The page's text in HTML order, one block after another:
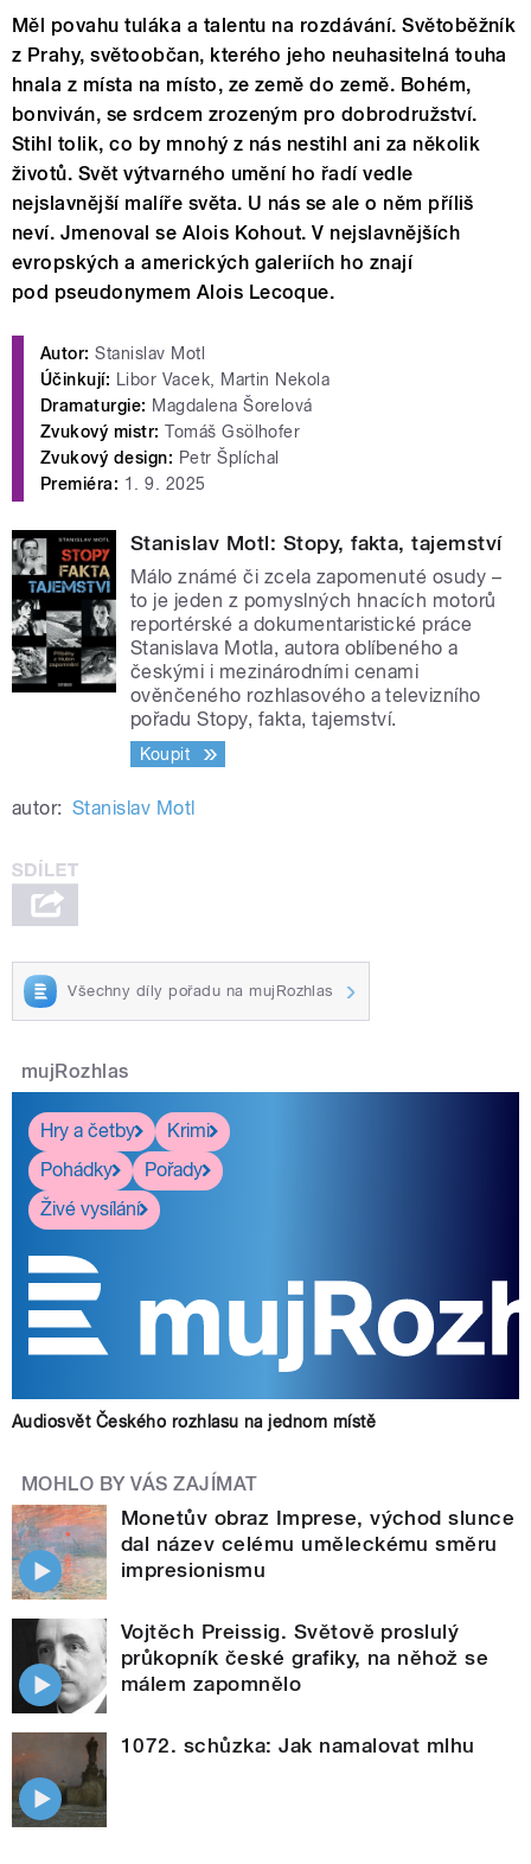
Měl povahu tuláka a talentu na rozdávání. Světoběžník
z Prahy, světoobčan, kterého jeho neuhasitelná touha
hnala z místa na místo, ze země do země. Bohém,
bonviván, se srdcem zrozeným pro dobrodružství.
Stihl tolik, co by mnohý z nás nestihl ani za několik
životů. Svět výtvarného umění ho řadí vedle
nejslavnější malíře světa. U nás se ale o něm příliš
neví. Jmenoval se Alois Kohout. V nejslavnějších
evropských a amerických galeriích ho znají
pod pseudonymem Alois Lecoque.
Autor: Stanislav Motl
Účinkují: Libor Vacek, Martin Nekola
Dramaturgie: Magdalena Šorelová
Zvukový mistr: Tomáš Gsölhofer
Zvukový design: Petr Šplíchal
Premiéra: 1. 9. 2025
Stanislav Motl: Stopy, fakta, tajemství
Málo známé či zcela zapomenuté osudy –
to je jeden z pomyslných hnacích motorů
reportérské a dokumentaristické práce
Stanislava Motla, autora oblíbeného a
českými i mezinárodními cenami
ověnčeného rozhlasového a televizního
pořadu Stopy, fakta, tajemství.
Koupit
autor: Stanislav Motl
Všechny díly pořadu na mujRozhlas
mujRozhlas
Hry a četby
Krimi
Pohádky
Pořady
Živé vysílání
Audiosvět Českého rozhlasu na jednom místě
MOHLO BY VÁS ZAJÍMAT
Monetův obraz Imprese, východ slunce
dal název celému uměleckému směru
impresionismu
Vojtěch Preissig. Světově proslulý
průkopník české grafiky, na něhož se
málem zapomnělo
1072. schůzka: Jak namalovat mlhu